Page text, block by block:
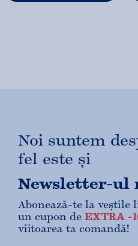
Noi suntem
fel este și
Newsletter-ul
Abonează-te la veștile
un cupon de EXTRA -
viitoarea ta comandă!